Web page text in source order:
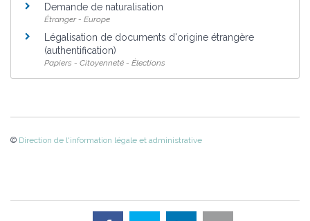
Demande de naturalisation
Étranger - Europe
Légalisation de documents d'origine étrangère
(authentification)
Papiers - Citoyenneté - Élections
© Direction de l'information légale et administrative